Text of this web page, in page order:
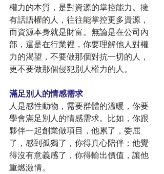
權力的本質，是對資源的掌控能力。擁
有話語權的人，往往能掌控更多資源，
而資源本身就是財富。無論是在公司內
部，還是在行業裡，你要理解他人對權
力的渴望，不要做那個對抗一切的人，
更不要做那個侵犯別人權力的人。
滿足別人的情感需求
人是感性動物，需要群體的溫暖，你要
學會滿足別人的情感需求。比如，你跟
夥伴一起創業做項目，他累了，委屈
了，感到孤獨了，你得真心陪伴；他覺
得沒有意義感了，你得輸出價值，讓他
重燃激情。